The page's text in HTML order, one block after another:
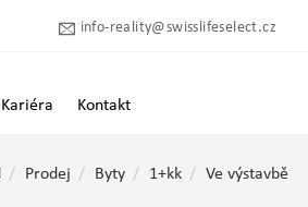
info-reality@swisslifeselect.cz
Kariéra Kontakt
Prodej Byty 1+kk Ve výstavbě